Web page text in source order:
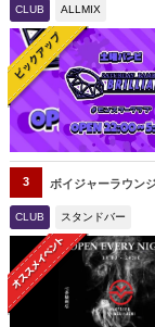
CLUB ALLMIX
3 ボイジャーラウン
CLUB スタンドバー